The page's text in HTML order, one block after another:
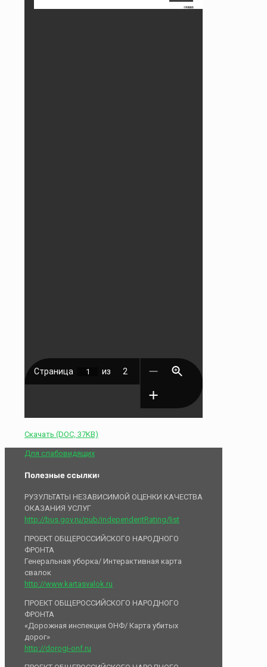
Скачать (DOC, 37KB)
Для слабовидящих
Полезные ссылки:
РУЗУЛЬТАТЫ НЕЗАВИСИМОЙ ОЦЕНКИ КАЧЕСТВА
ОКАЗАНИЯ УСЛУГ
http://bus.gov.ru/pub/independentRating/list
ПРОЕКТ ОБЩЕРОССИЙСКОГО НАРОДНОГО
ФРОНТА
Генеральная уборка/ Интерактивная карта
свалок
http://www.kartasvalok.ru
ПРОЕКТ ОБЩЕРОССИЙСКОГО НАРОДНОГО
ФРОНТА
«Дорожная инспекция ОНФ/ Карта убитых
дорог»
http://dorogi-onf.ru